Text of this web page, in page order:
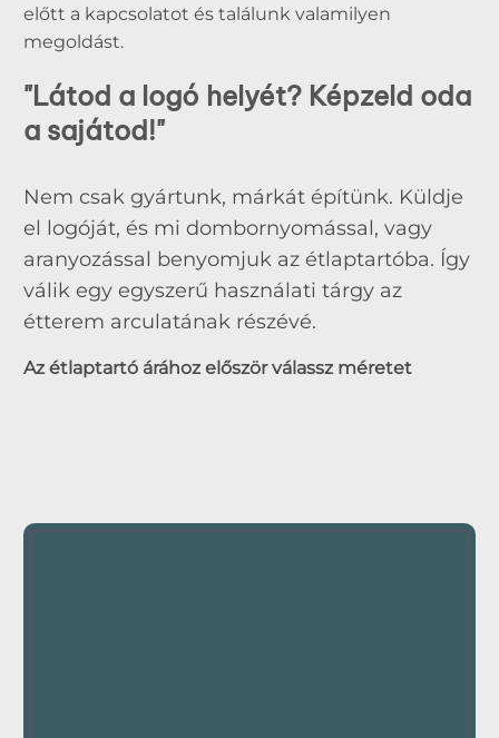
előtt a kapcsolatot és találunk valamilyen
megoldást.
"Látod a logó helyét? Képzeld oda
a sajátod!"
Nem csak gyártunk, márkát építünk. Küldje
el logóját, és mi dombornyomással, vagy
aranyozással benyomjuk az étlaptartóba. Így
válik egy egyszerű használati tárgy az
étterem arculatának részévé.
Az étlaptartó árához először válassz méretet